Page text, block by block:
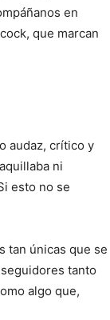
en
que marcan
audaz, crítico y
ni
esto no se
tan únicas que se
tanto
algo que,